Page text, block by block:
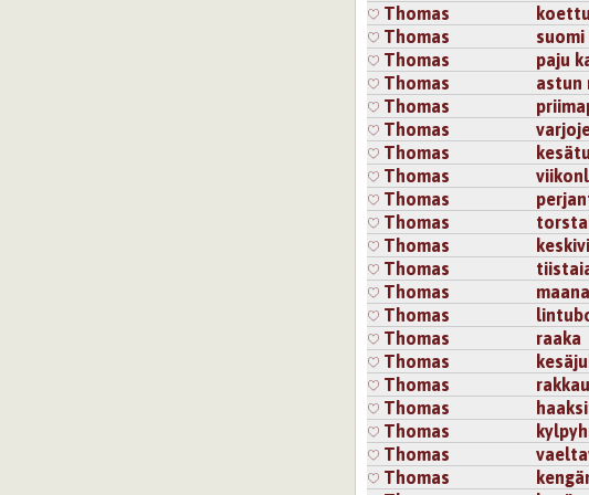
7.7.2026 17:42 Thomas
Kansanrunous,
Minulla ei ole
Kirjaudutai
23.7.2026 21:54 tulihelmainen3
Tää on kyllä vivahteita
Kirjaudutairekisteröidy
Thomas
Thomas
Thomas
paju
Thomas
astun
Thomas
Thomas
Thomas
Thomas
Thomas
Thomas
Thomas
Thomas
Thomas
Thomas
Thomas
raaka
Thomas
Thomas
Thomas
Thomas
Thomas
Thomas